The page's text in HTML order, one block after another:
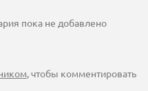
пока не добавлено
, чтобы комментировать